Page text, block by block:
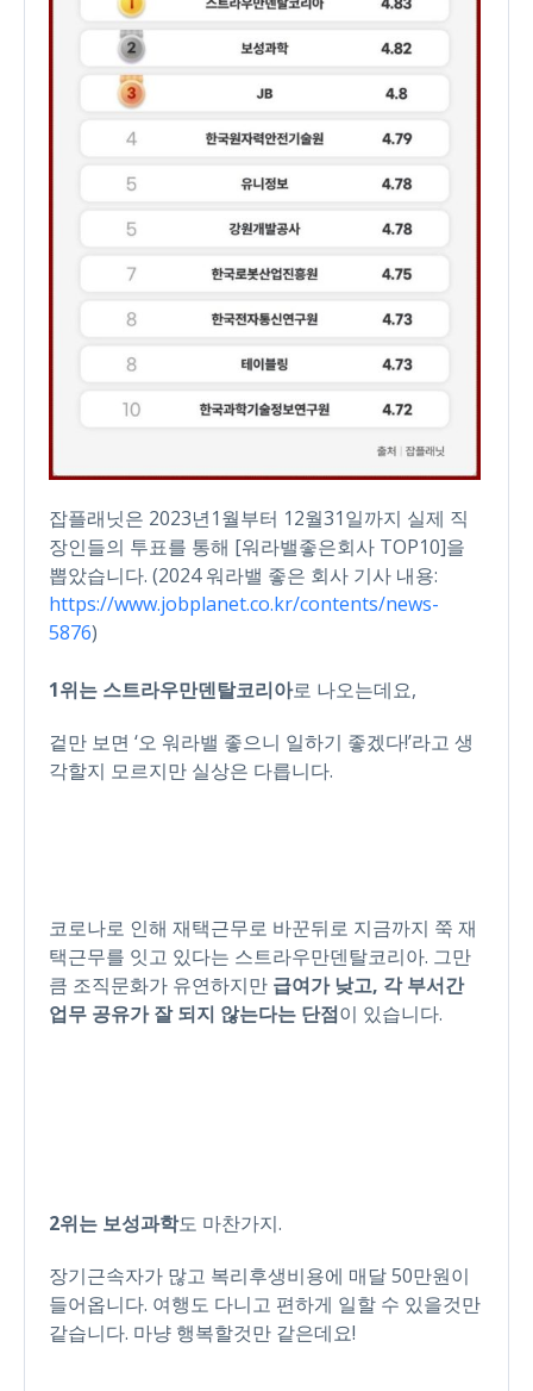
잡플래닛은 2023년1월부터 12월31일까지 실제 직
장인들의 투표를 통해 [워라밸좋은회사 TOP10]을
뽑았습니다. (2024 워라밸 좋은 회사 기사 내용:
https://www.jobplanet.co.kr/contents/news-
5876)
1위는 스트라우만덴탈코리아로 나오는데요,
겉만 보면 ‘오 워라밸 좋으니 일하기 좋겠다!’라고 생
각할지 모르지만 실상은 다릅니다.
코로나로 인해 재택근무로 바꾼뒤로 지금까지 쭉 재
택근무를 잇고 있다는 스트라우만덴탈코리아. 그만
큼 조직문화가 유연하지만 급여가 낮고, 각 부서간
업무 공유가 잘 되지 않는다는 단점이 있습니다.
2위는 보성과학도 마찬가지.
장기근속자가 많고 복리후생비용에 매달 50만원이
들어옵니다. 여행도 다니고 편하게 일할 수 있을것만
같습니다. 마냥 행복할것만 같은데요!